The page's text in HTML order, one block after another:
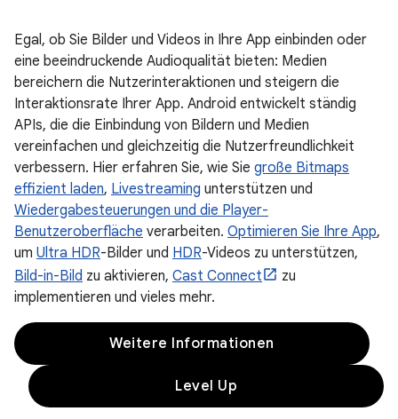
Egal, ob Sie Bilder und Videos in Ihre App einbinden oder
eine beeindruckende Audioqualität bieten: Medien
bereichern die Nutzerinteraktionen und steigern die
Interaktionsrate Ihrer App. Android entwickelt ständig
APIs, die die Einbindung von Bildern und Medien
vereinfachen und gleichzeitig die Nutzerfreundlichkeit
verbessern. Hier erfahren Sie, wie Sie große Bitmaps
effizient laden, Livestreaming unterstützen und
Wiedergabesteuerungen und die Player-
Benutzeroberfläche verarbeiten. Optimieren Sie Ihre App,
um Ultra HDR-Bilder und HDR-Videos zu unterstützen,
Bild-in-Bild zu aktivieren, Cast Connect
zu
implementieren und vieles mehr.
Weitere Informationen
Level Up